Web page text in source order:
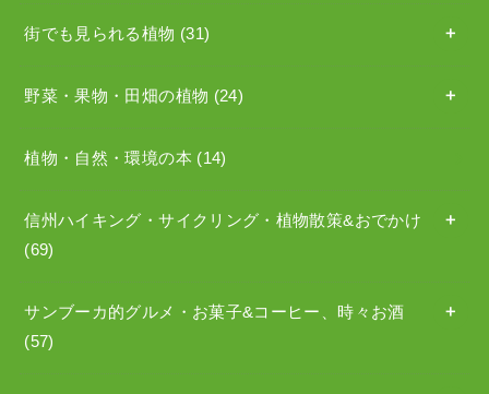
街でも見られる植物 (31)
野菜・果物・田畑の植物 (24)
植物・自然・環境の本 (14)
信州ハイキング・サイクリング・植物散策&おでかけ
(69)
サンブーカ的グルメ・お菓子&コーヒー、時々お酒
(57)